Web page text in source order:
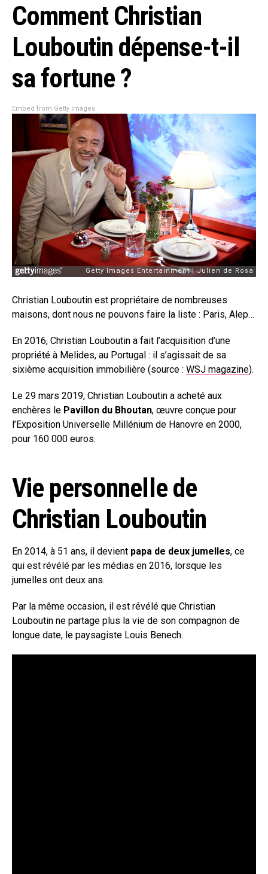
Comment Christian
Louboutin dépense-t-il
sa fortune ?
Embed from Getty Images
Christian Louboutin est propriétaire de nombreuses
maisons, dont nous ne pouvons faire la liste : Paris, Alep…
En 2016, Christian Louboutin a fait l’acquisition d’une
propriété à Melides, au Portugal : il s’agissait de sa
sixième acquisition immobilière (source : WSJ magazine).
Le 29 mars 2019, Christian Louboutin a acheté aux
enchères le Pavillon du Bhoutan, œuvre conçue pour
l’Exposition Universelle Millénium de Hanovre en 2000,
pour 160 000 euros.
Vie personnelle de
Christian Louboutin
En 2014, à 51 ans, il devient papa de deux jumelles, ce
qui est révélé par les médias en 2016, lorsque les
jumelles ont deux ans.
Par la même occasion, il est révélé que Christian
Louboutin ne partage plus la vie de son compagnon de
longue date, le paysagiste Louis Benech.